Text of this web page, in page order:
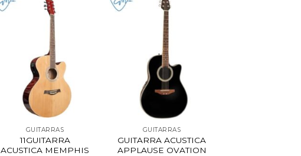
GUITARRAS
11GUITARRA
ACUSTICA MEMPHIS
GUITARRAS
GUITARRA ACUSTICA
APPLAUSE OVATION